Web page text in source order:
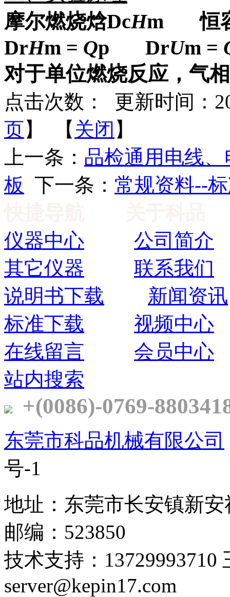
摩尔燃烧焓DcHm
恒
DrHm = Qp DrUm =
对于单位燃烧反应，气
点击次数：
更新时间：
页】 【 关闭 】
上一条： 品检通用电线
板 下一条： 常规资料--
仪器中心
公司简介
其它仪器
联系我们
说明书下载
新闻资讯
标准下载
视频中心
在线留言
会员中心
站内搜索
+(0086)-0769-
东莞市科品机械有限公司
号-1
地址：东莞市长安镇新
邮编：523850
技术支持：13729993710
server@kepin17.com